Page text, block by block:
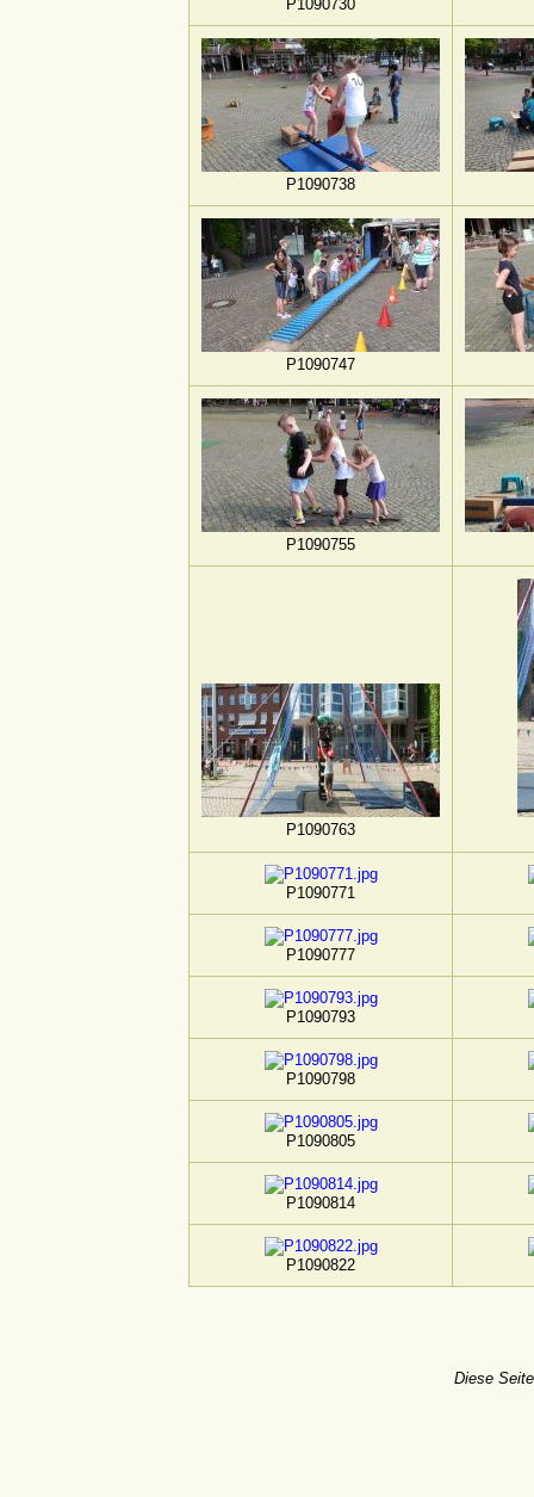
P1090730
P1090738
P1090747
P1090755
P1090763
P1090771
P1090777
P1090793
P1090798
P1090805
P1090814
P1090822
Diese